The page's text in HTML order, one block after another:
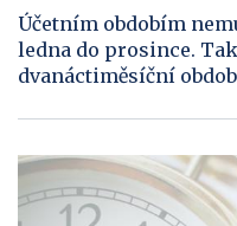
Účetním obdobím
ledna do prosince.
dvanáctiměsíční